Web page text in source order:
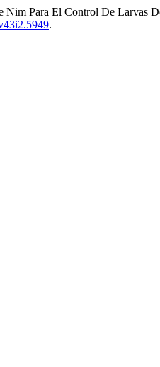
Para El Control De Larvas
.